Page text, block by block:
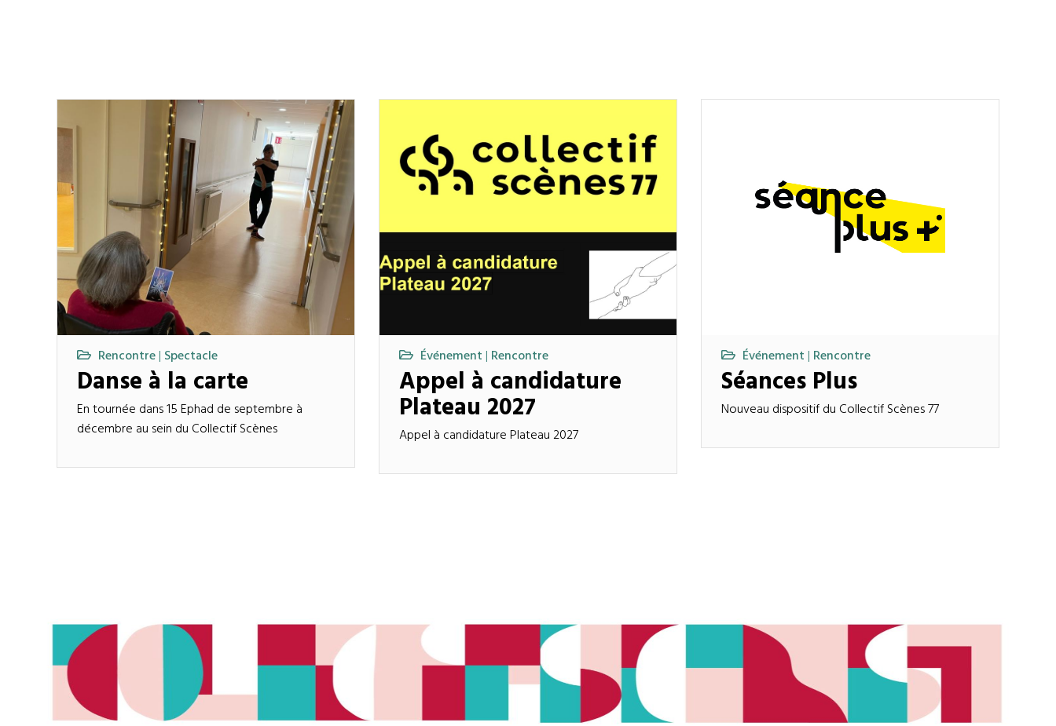
Rencontre| Spectacle
Danse à la carte
En tournée dans 15 Ephad de septembre à
décembre au sein du Collectif Scènes
Événement | Rencontre
Appel à candidature
Plateau 2027
Appel à candidature Plateau 2027
Événement | Rencontre
Séances Plus
Nouveau dispositif du Collectif Scènes 77